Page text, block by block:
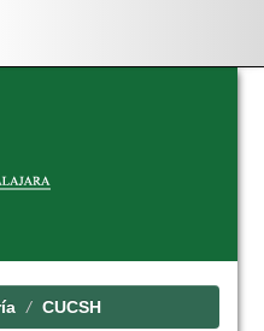
CUCSH